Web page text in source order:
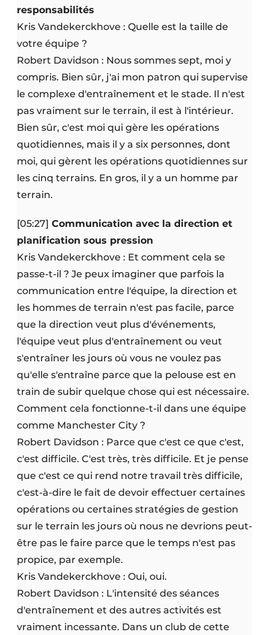
responsabilités
Kris Vandekerckhove : Quelle est la taille de
votre équipe ?
Robert Davidson : Nous sommes sept, moi y
compris. Bien sûr, j'ai mon patron qui supervise
le complexe d'entraînement et le stade. Il n'est
pas vraiment sur le terrain, il est à l'intérieur.
Bien sûr, c'est moi qui gère les opérations
quotidiennes, mais il y a six personnes, dont
moi, qui gèrent les opérations quotidiennes sur
les cinq terrains. En gros, il y a un homme par
terrain.
[05:27] Communication avec la direction et
planification sous pression
Kris Vandekerckhove : Et comment cela se
passe-t-il ? Je peux imaginer que parfois la
communication entre l'équipe, la direction et
les hommes de terrain n'est pas facile, parce
que la direction veut plus d'événements,
l'équipe veut plus d'entraînement ou veut
s'entraîner les jours où vous ne voulez pas
qu'elle s'entraîne parce que la pelouse est en
train de subir quelque chose qui est nécessaire.
Comment cela fonctionne-t-il dans une équipe
comme Manchester City ?
Robert Davidson : Parce que c'est ce que c'est,
c'est difficile. C'est très, très difficile. Et je pense
que c'est ce qui rend notre travail très difficile,
c'est-à-dire le fait de devoir effectuer certaines
opérations ou certaines stratégies de gestion
sur le terrain les jours où nous ne devrions peut-
être pas le faire parce que le temps n'est pas
propice, par exemple.
Kris Vandekerckhove : Oui, oui.
Robert Davidson : L'intensité des séances
d'entraînement et des autres activités est
vraiment incessante. Dans un club de cette